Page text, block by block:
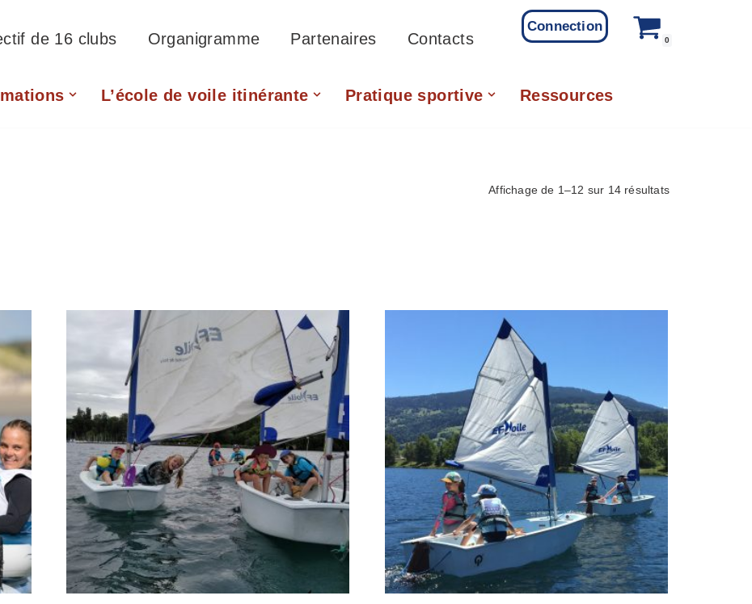
de 16 clubs Organigramme Partenaires Contacts
Connection
0
L’école de voile itinérante Pratique sportive Ressources
Affichage de 1–12 sur 14 résultats